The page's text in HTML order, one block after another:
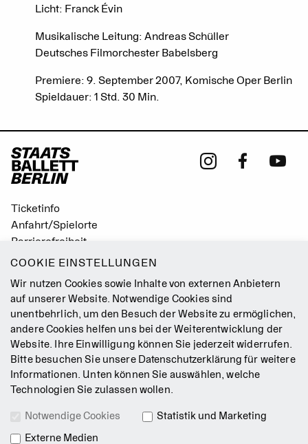
Licht: Franck Évin
Musikalische Leitung: Andreas Schüller
Deutsches Filmorchester Babelsberg
Premiere: 9. September 2007, Komische Oper Berlin
Spieldauer: 1 Std. 30 Min.
Ticketinfo
Anfahrt/Spielorte
Barrierefreiheit
Leichte Sprache
Leitbild
Presse
Jobs
Kontakt
Newsletter
AGB
Datenschutz
COOKIE EINSTELLUNGEN
Wir nutzen Cookies sowie Inhalte von externen Anbietern
auf unserer Website. Notwendige Cookies sind
unentbehrlich, um den Besuch der Website zu ermöglichen,
andere Cookies helfen uns bei der Weiterentwicklung der
Website. Ihre Einwilligung können Sie jederzeit widerrufen.
Bitte besuchen Sie unsere Datenschutzerklärung für weitere
Informationen. Unten können Sie auswählen, welche
Technologien Sie zulassen wollen.
Notwendige Cookies
Statistik und Marketing
Externe Medien